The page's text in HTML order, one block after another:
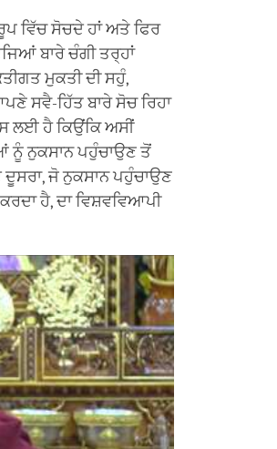
ਵਿੱਚ ਸੋਚਦੇ ਹਾਂ ਅਤੇ ਫਿਰ
ਬਾਰੇ ਚੰਗੀ ਤਰ੍ਹਾਂ
ਮੁਕਤੀ ਦੀ ਸਹੁੰ,
ਸਵੈ-ਹਿੱਤ ਬਾਰੇ ਸੋਚ ਰਿਹਾ
ਲਈ ਹੈ ਕਿਉਂਕਿ ਅਸੀਂ
ਨੂੰ ਨੁਕਸਾਨ ਪਹੁੰਚਾਉਣ ਤੋਂ
ਦੂਸਰਾ, ਜੋ ਨੁਕਸਾਨ ਪਹੁੰਚਾਉਣ
ਹੈ, ਦਾ ਵਿਸ਼ਵਵਿਆਪੀ